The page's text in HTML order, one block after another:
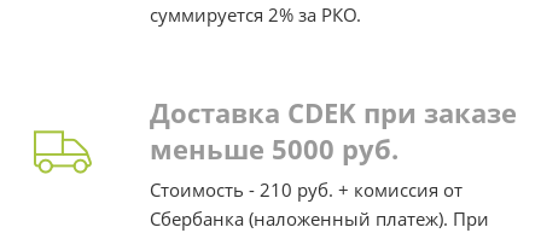
суммируется 2% за РКО.
Доставка CDEK при заказе
меньше 5000 руб.
Стоимость - 210 руб. + комиссия от
Сбербанка (наложенный платеж). При